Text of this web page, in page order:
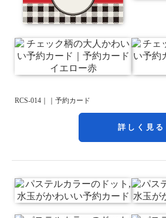
RCS-014｜｜予約カード
詳しく見る